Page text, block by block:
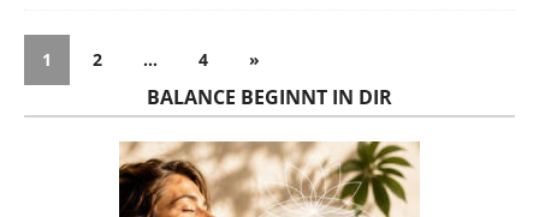
1 2 … 4 »
BALANCE BEGINNT IN DIR